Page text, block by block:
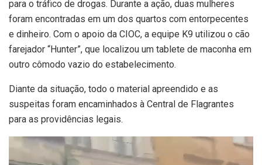
para o tráfico de drogas. Durante a ação, duas mulheres
foram encontradas em um dos quartos com entorpecentes
e dinheiro. Com o apoio da CIOC, a equipe K9 utilizou o cão
farejador “Hunter”, que localizou um tablete de maconha em
outro cômodo vazio do estabelecimento.
Diante da situação, todo o material apreendido e as
suspeitas foram encaminhados à Central de Flagrantes
para as providências legais.
Tocador
de